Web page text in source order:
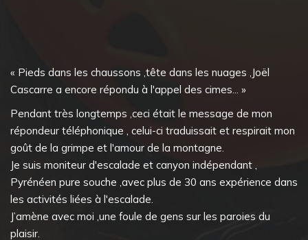
Cascarre a encore répondu à l'appel des cimes... »
Pendant très longtemps ,ceci était le message de mon
répondeur téléphonique , celui-ci traduissait et respirait mon
goût de la grimpe et l'amour de la montagne.
Je suis moniteur d'escalade et canyon indépendant ,
Pyrénéen pure souche ,avec plus de 30 ans expérience dans
les activités liées à l'escalade.